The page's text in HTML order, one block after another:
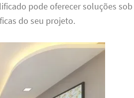
pode oferecer soluções sob
do seu projeto.